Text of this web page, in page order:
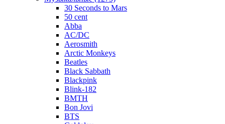
30 Seconds to Mars
50 cent
Abba
AC/DC
Aerosmith
Arctic Monkeys
Beatles
Black Sabbath
Blackpink
Blink-182
BMTH
Bon Jovi
BTS